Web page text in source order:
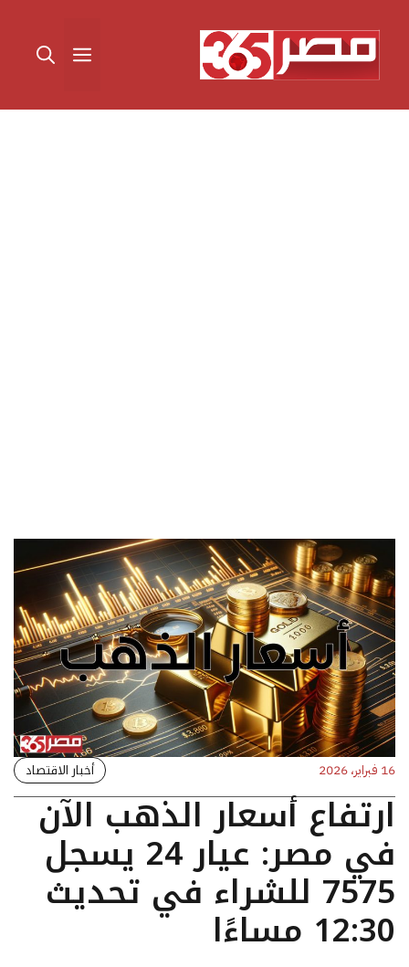
المحتوى القائمة
16 فبراير، 2026 أخبار الاقتصاد
ارتفاع أسعار الذهب الآن
في مصر: عيار 24 يسجل
7575 للشراء في تحديث
12:30 مساءًا